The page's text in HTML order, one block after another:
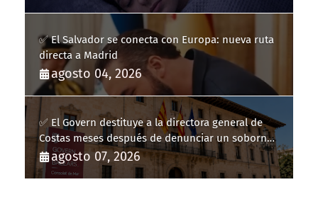
✅ El Salvador se conecta con Europa: nueva ruta
directa a Madrid
agosto 04, 2026
✅ El Govern destituye a la directora general de
Costas meses después de denunciar un soborno
con 20.000 euros
agosto 07, 2026